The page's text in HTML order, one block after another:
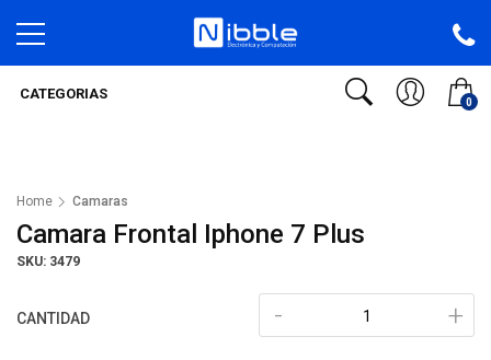
0
CATEGORIAS
Home Camaras
Camara Frontal Iphone 7 Plus
SKU: 3479
CANTIDAD +
-